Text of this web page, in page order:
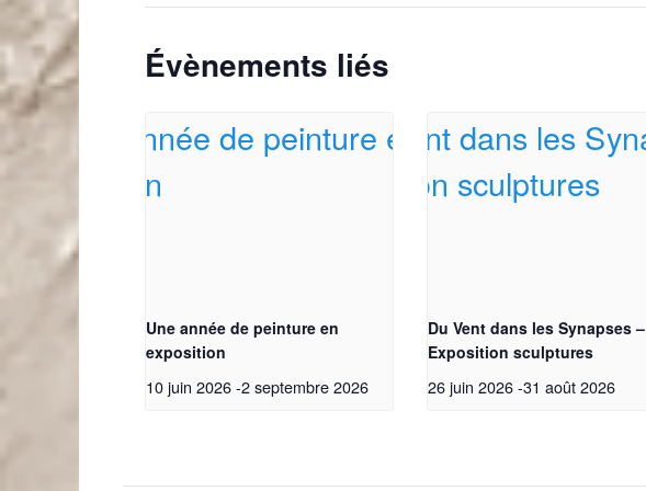
Évènements liés
Une année de peinture en
exposition
10 juin 2026-2 septembre 2026
Du Vent dans les Synapses –
Exposition sculptures
26 juin 2026 -31 août 2026